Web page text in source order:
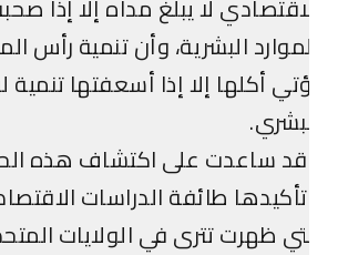
لا يبلغ مداه إلا إذا صحبه
البشرية، وأن تنمية رأس المال
أكلها إلا إذا أسعفتها تنمية
ساعدت على اكتشاف هذه
طائفة الدراسات الاقتصادية
ظهرت تترى في الولايات المتحدة